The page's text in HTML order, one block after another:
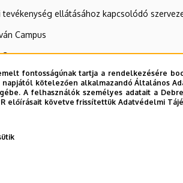
fontosságúnak tartja a rendelkezésére
napjától kötelezően alkalmazandó Általános
A felhasználók személyes adatait a
előírásait követve frissítettük Adatvédelmi
tevékenység ellátásához kapcsolódó
Campus
felelős alelnök
alelnök
igénylése a DE